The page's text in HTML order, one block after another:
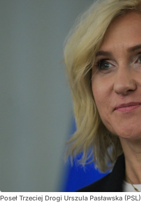
Poseł Trzeciej Drogi Urszula Pasławska (PSL)